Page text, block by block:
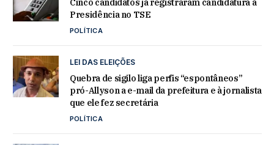
Cinco candidatos já registraram candidatura à
Presidência no TSE
POLÍTICA
LEI DAS ELEIÇÕES
Quebra de sigilo liga perfis “espontâneos”
pró-Allyson a e-mail da prefeitura e à jornalista
que ele fez secretária
POLÍTICA